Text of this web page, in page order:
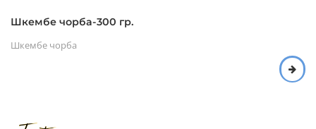
Шкембе чорба-300 гр.
Шкембе чорба